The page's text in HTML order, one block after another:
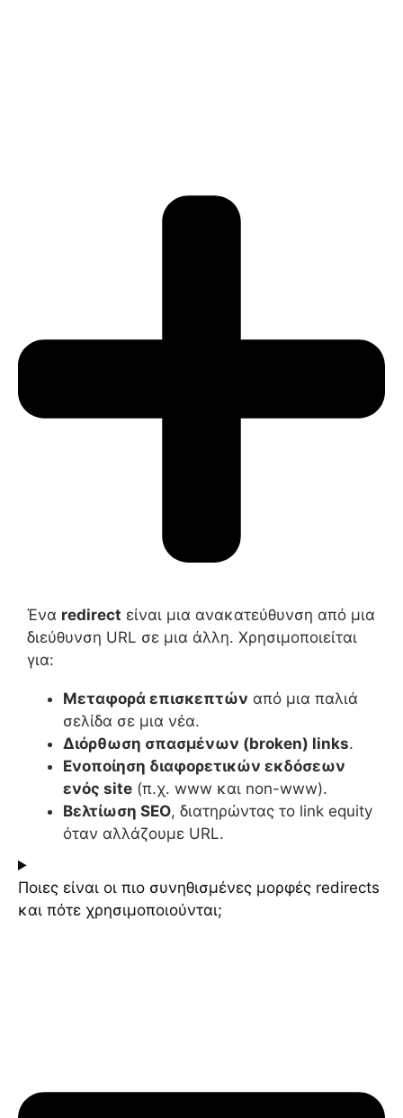
Ένα redirect είναι μια ανακατεύθυνση από μια
διεύθυνση URL σε μια άλλη. Χρησιμοποιείται
για:
Μεταφορά επισκεπτών από μια παλιά
σελίδα σε μια νέα.
Διόρθωση σπασμένων (broken) links.
Ενοποίηση διαφορετικών εκδόσεων
ενός site (π.χ. www και non-www).
Βελτίωση SEO, διατηρώντας το link equity
όταν αλλάζουμε URL.
Ποιες είναι οι πιο συνηθισμένες μορφές redirects
και πότε χρησιμοποιούνται;